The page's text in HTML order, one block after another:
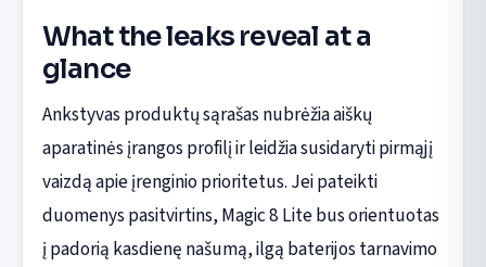
What the leaks reveal at a
glance
Ankstyvas produktų sąrašas nubrėžia aiškų
aparatinės įrangos profilį ir leidžia susidaryti pirmąjį
vaizdą apie įrenginio prioritetus. Jei pateikti
duomenys pasitvirtins, Magic 8 Lite bus orientuotas
į padorią kasdienę našumą, ilgą baterijos tarnavimo